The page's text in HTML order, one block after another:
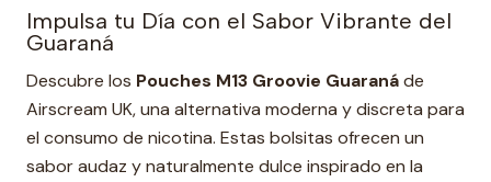
Impulsa tu Día con el Sabor Vibrante del
Guaraná
Descubre los Pouches M13 Groovie Guaranáde
Airscream UK, una alternativa moderna y discreta para
el consumo de nicotina. Estas bolsitas ofrecen un
sabor audaz y naturalmente dulce inspirado en la